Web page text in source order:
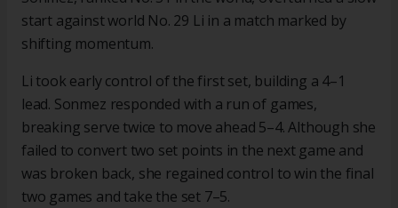
start against world No. 29 Li in a match marked by
shifting momentum.
Li took early control of the first set, building a 4–1
lead. Sonmez responded with a run of games,
breaking serve twice to move ahead 5–4. Although she
failed to convert two set points in the next game and
was broken back, she regained control to win the final
two games and take the set 7–5.